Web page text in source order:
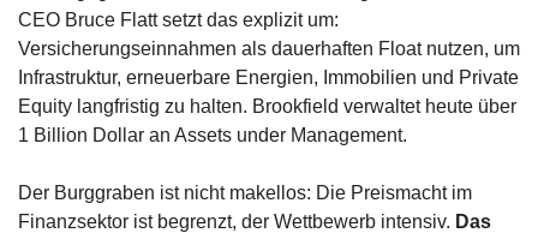
CEO Bruce Flatt setzt das explizit um:
Versicherungseinnahmen als dauerhaften Float nutzen, um
Infrastruktur, erneuerbare Energien, Immobilien und Private
Equity langfristig zu halten. Brookfield verwaltet heute über
1 Billion Dollar an Assets under Management.
Der Burggraben ist nicht makellos: Die Preismacht im
Finanzsektor ist begrenzt, der Wettbewerb intensiv. Das